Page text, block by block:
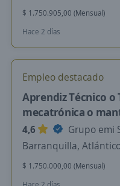
$ 1.750.905,00 (Mensual)
Hace 2 días
Empleo destacado
Aprendiz Técnico o
mecatrónica o
4,6
Grupo emi
Barranquilla,
$ 1.750.000,00 (Mensual)